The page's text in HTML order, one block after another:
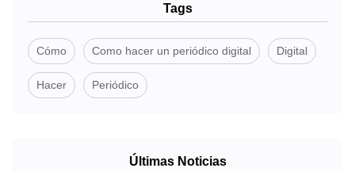
Tags
Cómo Como hacer un periódico digital Digital
Hacer Periódico
Últimas Noticias